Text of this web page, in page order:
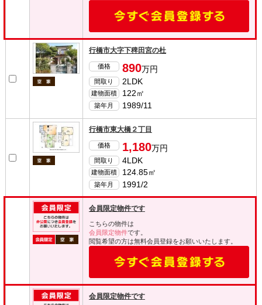
行橋市大字下稗田宮の杜
価格 890万円
間取り 2LDK
建物面積 122㎡
築年月 1989/11
行橋市東大橋２丁目
価格 1,180万円
間取り 4LDK
建物面積 124.85㎡
築年月 1991/2
会員限定物件です
こちらの物件は
会員限定物件です。
閲覧希望の方は無料会員登録をお願いいたします。
会員限定物件です